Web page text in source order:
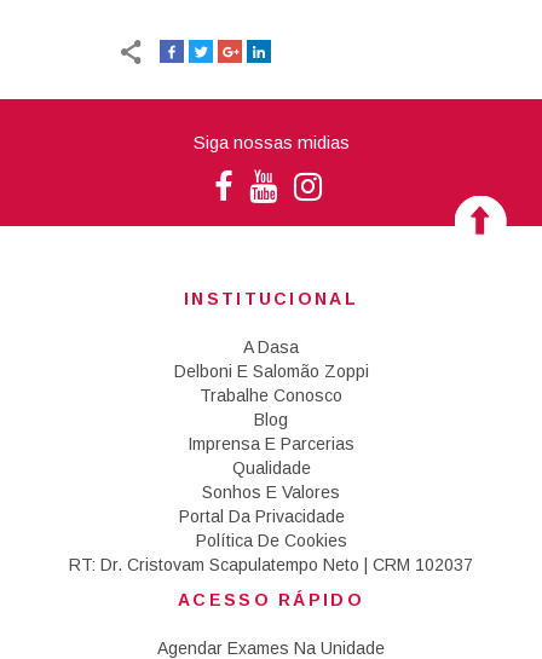
Siga nossas midias
INSTITUCIONAL
A Dasa
Delboni E Salomão Zoppi
Trabalhe Conosco
Blog
Imprensa E Parcerias
Qualidade
Sonhos E Valores
Portal Da Privacidade
Política De Cookies
RT: Dr. Cristovam Scapulatempo Neto | CRM 102037
ACESSO RÁPIDO
Agendar Exames Na Unidade